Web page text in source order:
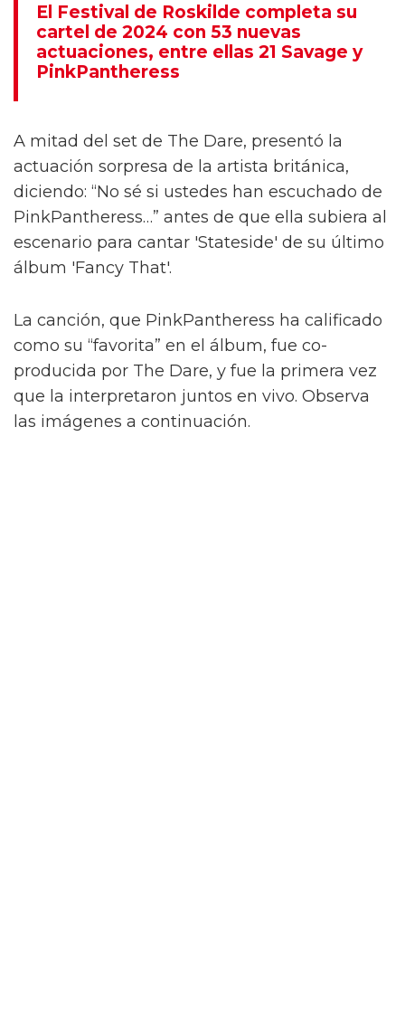
El Festival de Roskilde completa su
cartel de 2024 con 53 nuevas
actuaciones, entre ellas 21 Savage y
PinkPantheress
A mitad del set de The Dare, presentó la
actuación sorpresa de la artista británica,
diciendo: “No sé si ustedes han escuchado de
PinkPantheress…” antes de que ella subiera al
escenario para cantar 'Stateside' de su último
álbum 'Fancy That'.
La canción, que PinkPantheress ha calificado
como su “favorita” en el álbum, fue co-
producida por The Dare, y fue la primera vez
que la interpretaron juntos en vivo. Observa
las imágenes a continuación.